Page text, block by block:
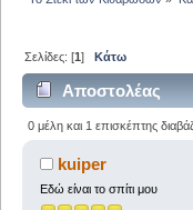
Σελίδες: [1]Κάτω
Αποστολέας
0 μέλη και 1 επισκέπτης
kuiper
Εδώ είναι το σπίτι μου